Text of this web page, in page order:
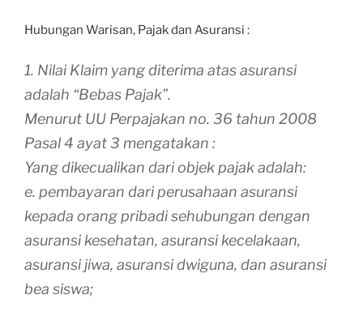
Hubungan Warisan, Pajak dan Asuransi :
1. Nilai Klaim yang diterima atas asuransi
adalah “Bebas Pajak”.
Menurut UU Perpajakan no. 36 tahun 2008
Pasal 4 ayat 3 mengatakan :
Yang dikecualikan dari objek pajak adalah:
e. pembayaran dari perusahaan asuransi
kepada orang pribadi sehubungan dengan
asuransi kesehatan, asuransi kecelakaan,
asuransi jiwa, asuransi dwiguna, dan asuransi
bea siswa;